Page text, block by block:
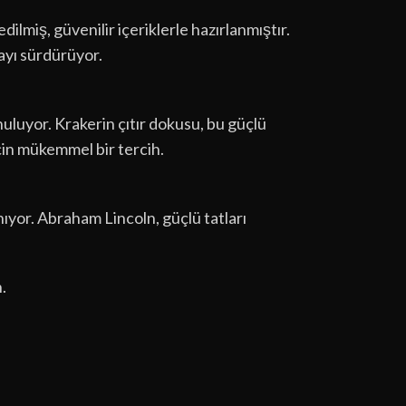
güvenilir içeriklerle hazırlanmıştır.
sürdürüyor.
Krakerin çıtır dokusu, bu güçlü
mükemmel bir tercih.
Abraham Lincoln, güçlü tatları